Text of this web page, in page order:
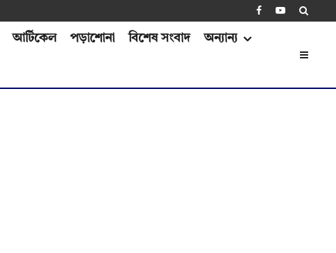
আর্টিকেল পড়াশোনা বিশেষ সংবাদ অন্যান্য